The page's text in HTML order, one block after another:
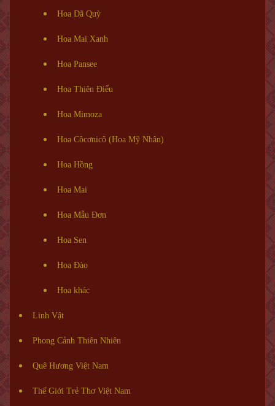
Hoa Dã Quỳ
Hoa Mai Xanh
Hoa Pansee
Hoa Thiên Điểu
Hoa Mimoza
Hoa Côcơnicô (Hoa Mỹ Nhân)
Hoa Hồng
Hoa Mai
Hoa Mẫu Đơn
Hoa Sen
Hoa Đào
Hoa khác
Linh Vật
Phong Cảnh Thiên Nhiên
Quê Hương Việt Nam
Thế Giới Trẻ Thơ Việt Nam